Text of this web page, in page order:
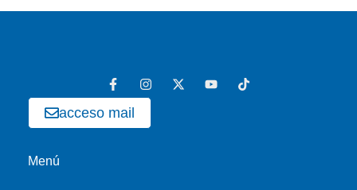
acceso mail
Menú